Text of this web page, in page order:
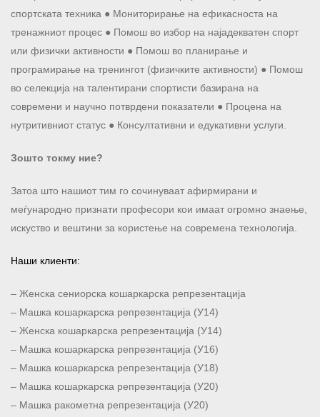
спортската техника ● Мониторирање на ефикасноста на
тренажниот процес ● Помош во избор на најадекватен спорт
или физички активности ● Помош во планирање и
програмирање на тренингот (физичките активности) ● Помош
во селекција на талентирани спортисти базирана на
современи и научно потврдени показатели ● Процена на
нутритивниот статус ● Консултативни и едукативни услуги.
Зошто токму ние?
Затоа што нашиот тим го сочинуваат афирмирани и
меѓународно признати професори кои имаат огромно знаење,
искуство и вештини за користење на современа технологија.
Наши клиенти:
– Женска сениорска кошаркарска репрезентација
– Машка кошаркарска репрезентација (У14)
– Женска кошаркарска репрезентација (У14)
– Машка кошаркарска репрезентација (У16)
– Машка кошаркарска репрезентација (У18)
– Машка кошаркарска репрезентација (У20)
– Машка ракометна репрезентација (У20)